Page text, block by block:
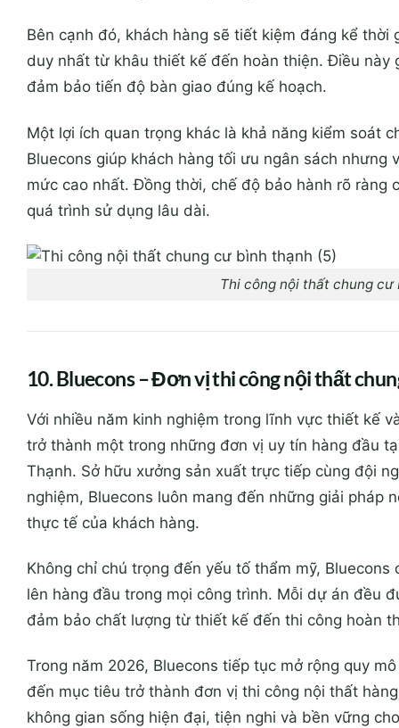
Bên cạnh đó, khách hàng sẽ tiết kiệm đáng kể thời
duy nhất từ khâu thiết kế đến hoàn thiện. Điều này
đảm bảo tiến độ bàn giao đúng kế hoạch.
Một lợi ích quan trọng khác là khả năng kiểm soát
Bluecons giúp khách hàng tối ưu ngân sách nhưng
mức cao nhất. Đồng thời, chế độ bảo hành rõ ràng
quá trình sử dụng lâu dài.
Thi công nội thất chung cư
10. Bluecons – Đơn vị thi công nội thất
Với nhiều năm kinh nghiệm trong lĩnh vực thiết kế
trở thành một trong những đơn vị uy tín hàng đầu
Thạnh. Sở hữu xưởng sản xuất trực tiếp cùng đội
nghiệm, Bluecons luôn mang đến những giải pháp
thực tế của khách hàng.
Không chỉ chú trọng đến yếu tố thẩm mỹ,
lên hàng đầu trong mọi công trình. Mỗi dự án đều
đảm bảo chất lượng từ thiết kế đến thi công hoàn
Trong năm 2026, Bluecons tiếp tục mở rộng quy
đến mục tiêu trở thành đơn vị thi công nội thất
không gian sống hiện đại, tiện nghi và bền vững